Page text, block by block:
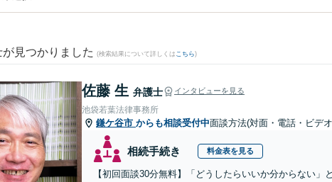
が見つかりました (検索結果について詳しくは こちら)
佐藤 生 弁護士 インタビューを見る
池袋若葉法律事務所
鎌ケ谷市 からも相談受付中面談方法(対面・電話・ビデ
相続手続き 料金表を見る
【初回面談30分無料】「どうしたらいいか分からない